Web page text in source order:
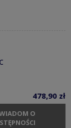
478,90 zł
O